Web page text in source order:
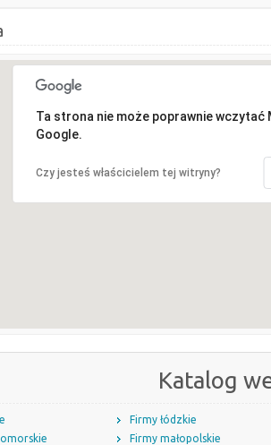
Ta strona nie może poprawnie wczytać
Google.
Czy jesteś właścicielem tej witryny?
Katalog
Firmy łódzkie
Firmy małopolskie